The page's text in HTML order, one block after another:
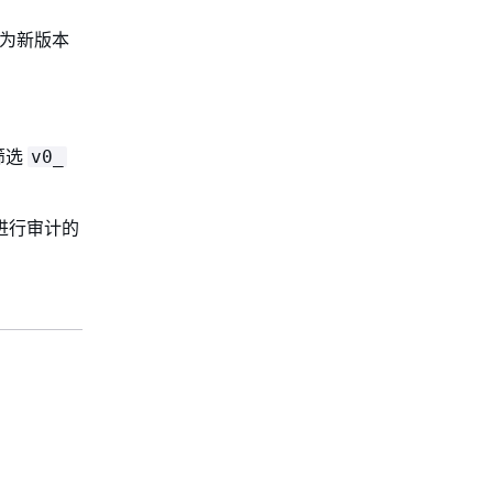
新版本
选 v0_
行审计的